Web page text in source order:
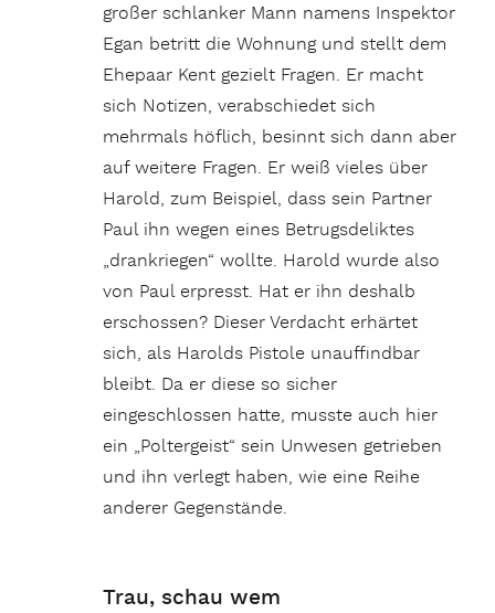
großer schlanker Mann namens Inspektor
Egan betritt die Wohnung und stellt dem
Ehepaar Kent gezielt Fragen. Er macht
sich Notizen, verabschiedet sich
mehrmals höflich, besinnt sich dann aber
auf weitere Fragen. Er weiß vieles über
Harold, zum Beispiel, dass sein Partner
Paul ihn wegen eines Betrugsdeliktes
„drankriegen“ wollte. Harold wurde also
von Paul erpresst. Hat er ihn deshalb
erschossen? Dieser Verdacht erhärtet
sich, als Harolds Pistole unauffindbar
bleibt. Da er diese so sicher
eingeschlossen hatte, musste auch hier
ein „Poltergeist“ sein Unwesen getrieben
und ihn verlegt haben, wie eine Reihe
anderer Gegenstände.
Trau, schau wem